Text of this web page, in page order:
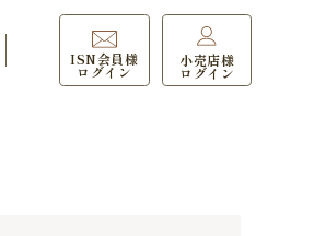
ISN会員様
ログイン
小売店様
ログイン